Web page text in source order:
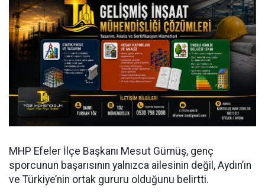
MHP Efeler İlçe Başkanı Mesut Gümüş, genç
sporcunun başarısının yalnızca ailesinin değil, Aydın’ın
ve Türkiye’nin ortak gururu olduğunu belirtti.